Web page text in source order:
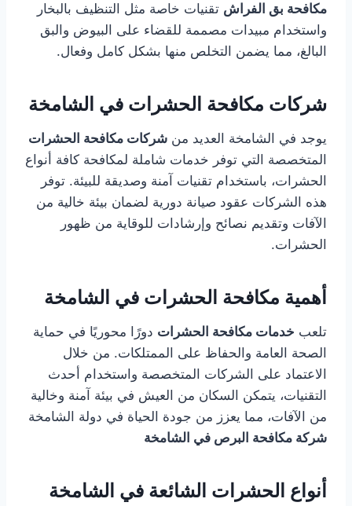
مكافحة بق الفراش تقنيات خاصة مثل التنظيف بالبخار
واستخدام مبيدات مصممة للقضاء على البيوض والبق
البالغ، مما يضمن التخلص منها بشكل كامل وفعال.
شركات مكافحة الحشرات في الشامخة
يوجد في الشامخة العديد من شركات مكافحة الحشرات
المتخصصة التي توفر خدمات شاملة لمكافحة كافة أنواع
الحشرات، باستخدام تقنيات آمنة وصديقة للبيئة. توفر
هذه الشركات عقود صيانة دورية لضمان بيئة خالية من
الآفات وتقديم نصائح وإرشادات للوقاية من ظهور
الحشرات.
أهمية مكافحة الحشرات في الشامخة
تلعب خدمات مكافحة الحشرات دورًا محوريًا في حماية
الصحة العامة والحفاظ على الممتلكات. من خلال
الاعتماد على الشركات المتخصصة واستخدام أحدث
التقنيات، يتمكن السكان من العيش في بيئة آمنة وخالية
من الآفات، مما يعزز من جودة الحياة في دولة الشامخة
شركة مكافحة البرص في الشامخة
أنواع الحشرات الشائعة في الشامخة